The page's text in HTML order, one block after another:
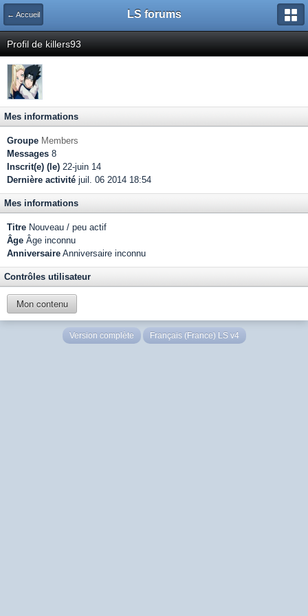
← Accueil LS forums
Profil de killers93
Mes informations
Groupe Members
Messages 8
Inscrit(e) (le) 22-juin 14
Dernière activité juil. 06 2014 18:54
Mes informations
Titre Nouveau / peu actif
Âge Âge inconnu
Anniversaire Anniversaire inconnu
Contrôles utilisateur
Mon contenu
Version complète Français (France) LS v4